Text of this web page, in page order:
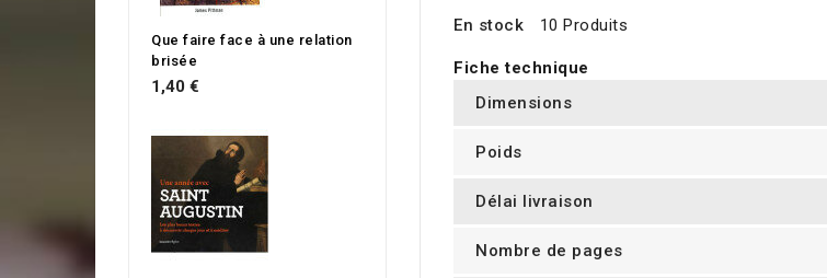
En stock
10 Produits
Fiche technique
Dimensions
Poids
Délai livraison
Nombre de pages
Que faire face à une relation
brisée
1,40 €